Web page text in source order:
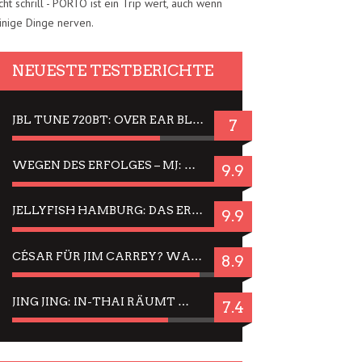
schrill - PORTO ist ein Trip wert, auch wenn
Dinge nerven.
NEUESTE TESTBERICHTE
JBL TUNE 720BT: OVER EAR BLUETOOTH KOPFHÖRER UM DIE 50,-€ IM DAUER-TEST 7
WEGEN DES ERFOLGES – MJ: MICHAEL JACKSON MUSICAL IN EINER MATINEE SEHEN 9.9
JELLYFISH HAMBURG: DAS ERFOLGREICHE SOMMER-MENÜ 2025 IN GEFÜHLEN UND BILDERN 9.9
CÉSAR FÜR JIM CARREY? WARUM DAS EINER DER NERVIGSTEN ACTORS IST UND BLEIBT 8.9
JING JING: IN-THAI RÄUMT WIEDER TITEL AB – EIN ZWEI-STUNDEN-ERLEBNISBERICHT 7.4